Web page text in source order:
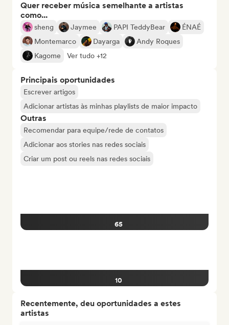
Quer receber música semelhante a artistas
como...
sheng Jaymee PAPI TeddyBear
ÉNAÉ
Montemarco
Dayarga
Andy Roques
Kagome
Ver tudo +12
Principais oportunidades
Escrever artigos
Adicionar artistas às minhas playlists de maior impacto
Outras
Recomendar para equipe/rede de contatos
Adicionar aos stories nas redes sociais
Criar um post ou reels nas redes sociais
65
10
Recentemente, deu oportunidades a estes
artistas